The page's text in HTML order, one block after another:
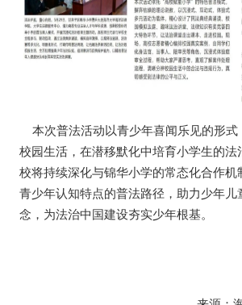
本次普法活动以青少年喜闻乐见的形式
校园生活，在潜移默化中培育小学生的法
校将持续深化与锦华小学的常态化合作机
青少年认知特点的普法路径，助力少年儿
念，为法治中国建设夯实少年根基。